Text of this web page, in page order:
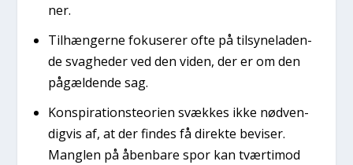
ner.
Til­hæn­ger­ne foku­se­rer ofte på til­sy­ne­la­den­
de svag­he­der ved den viden, der er om den
pågæl­den­de sag.
Kon­spira­tions­te­o­ri­en svæk­kes ikke nød­ven­
dig­vis af, at der fin­des få direk­te bevi­ser.
Mang­len på åben­ba­re spor kan tvær­ti­mod